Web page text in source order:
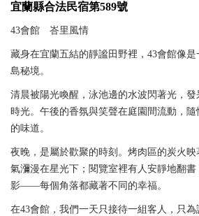
宜蘭縣合法民宿第589號
43會館 峇里風情
藏身在宜蘭五結的靜謐田野裡，43會館像
島秘境。
清晨被陽光喚醒，泳池邊的水波閃著光，
時光。午後的香氛與笑聲在庭園間流動，
的味道。
夜晚，是屬於歡聚的時刻。烤肉區的炭火
氣瀰漫在星光下；閱覽室裡有人安靜地翻
影——每個角落都藏著不同的幸福。
在43會館，我們一天只接待一組客人，只